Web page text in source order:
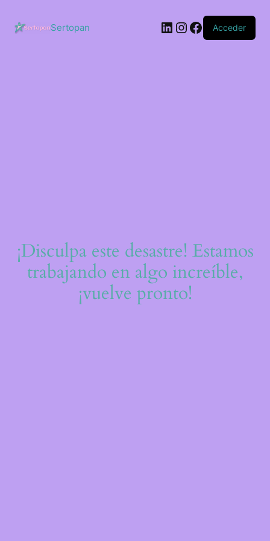
contenido
Sertopan LinkedIn
Instagram
Facebook
Acceder
¡Disculpa este desastre! Estamos
trabajando en algo increíble,
¡vuelve pronto!